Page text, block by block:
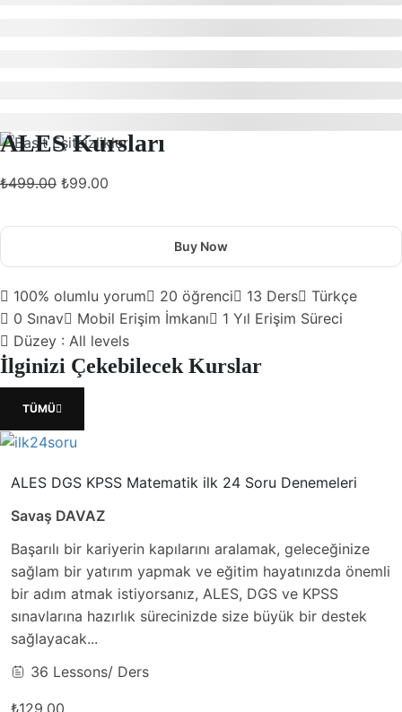
ALES Kursları
₺499.00 ₺99.00
Buy Now
100% olumlu yorum 20 öğrenci 13 Ders
Türkçe
0 Sınav Mobil Erişim İmkanı
1 Yıl Erişim Süreci
Düzey : All levels
İlginizi Çekebilecek Kurslar
TÜMÜ
ALES DGS KPSS Matematik ilk 24 Soru Denemeleri
Savaş DAVAZ
Başarılı bir kariyerin kapılarını aralamak, geleceğinize
sağlam bir yatırım yapmak ve eğitim hayatınızda önemli
bir adım atmak istiyorsanız, ALES, DGS ve KPSS
sınavlarına hazırlık sürecinizde size büyük bir destek
sağlayacak...
36 Lessons/ Ders